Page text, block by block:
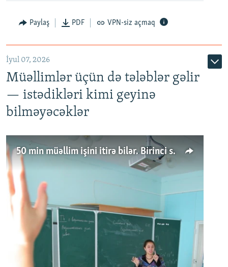
Paylaş PDF VPN-siz açmaq
İyul 07, 2026
Müəllimlər üçün də tələblər gəlir
— istədikləri kimi geyinə
bilməyəcəklər
50 min müəllim işini itirə bilər. Birinci sinfə gedənlər azalır